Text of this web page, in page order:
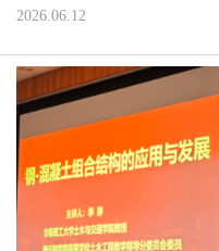
2026.06.12